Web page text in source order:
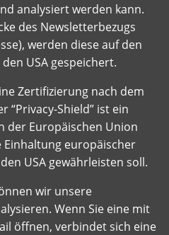
analysiert werden kann.
des Newsletterbezugs
werden diese auf den
USA gespeichert.
Zertifizierung nach dem
“Privacy-Shield” ist ein
der Europäischen Union
Einhaltung europäischer
USA gewährleisten soll.
wir unsere
Wenn Sie eine mit
öffnen, verbindet sich eine